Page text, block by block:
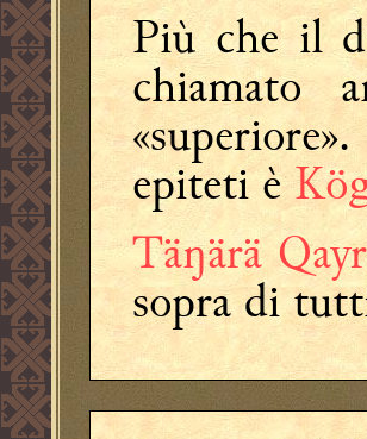
Più che il
chiamato
epiteti è
Täŋärä
sopra di